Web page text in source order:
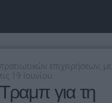
επιχειρήσεων, με
19 Ιουνίου.
για τη